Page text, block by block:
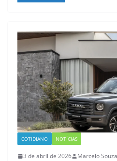
COTIDIANO NOTÍCIAS
3 de abril de 2026 Marcelo Souza